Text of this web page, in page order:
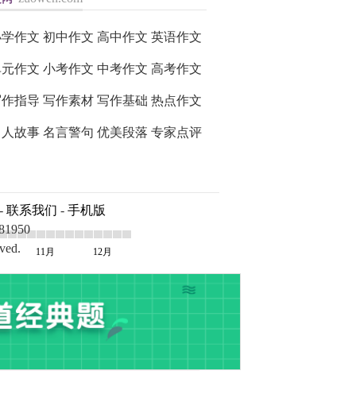
作文 初中作文 高中作文 英语作文
作文 小考作文 中考作文 高考作文
指导 写作素材 写作基础 热点作文
故事 名言警句 优美段落 专家点评
- 联系我们 - 手机版
11月 12月